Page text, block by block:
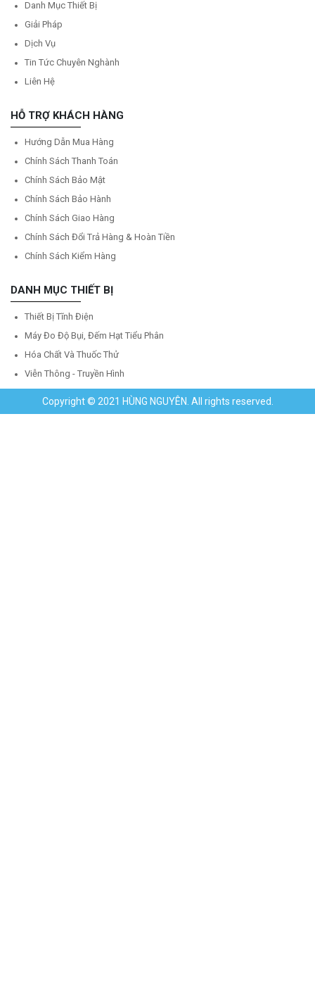
Danh Mục Thiết Bị
Giải Pháp
Dịch Vụ
Tin Tức Chuyên Nghành
Liên Hệ
HỖ TRỢ KHÁCH HÀNG
Hướng Dẫn Mua Hàng
Chính Sách Thanh Toán
Chính Sách Bảo Mật
Chính Sách Bảo Hành
Chính Sách Giao Hàng
Chính Sách Đổi Trả Hàng & Hoàn Tiền
Chính Sách Kiểm Hàng
DANH MỤC THIẾT BỊ
Thiết Bị Tĩnh Điện
Máy Đo Độ Bụi, Đếm Hạt Tiểu Phân
Hóa Chất Và Thuốc Thử
Viễn Thông - Truyền Hình
Copyright © 2021 HÙNG NGUYÊN. All rights reserved.